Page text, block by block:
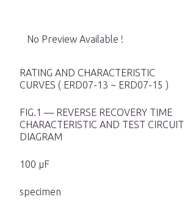
No Preview Available !
RATING AND CHARACTERISTIC
CURVES ( ERD07-13 ~ ERD07-15 )
FIG.1 — REVERSE RECOVERY TIME
CHARACTERISTIC AND TEST CIRCUIT
DIAGRAM
100 µF
specimen